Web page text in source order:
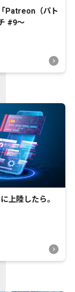
Patreon（パト
#9〜
上陸したら。